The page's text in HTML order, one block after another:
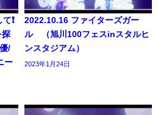
❗️
探
/
ー
2022.10.16 ファイターズガー
ル （旭川100フェスinスタルヒ
ンスタジアム）
2023年1月24日